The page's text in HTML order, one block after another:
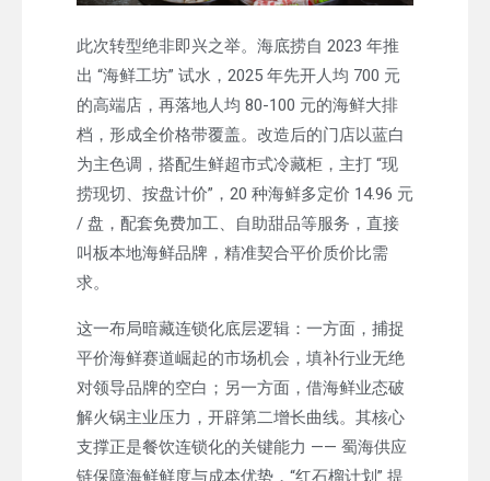
此次转型绝非即兴之举。海底捞自 2023 年推
出 “海鲜工坊” 试水，2025 年先开人均 700 元
的高端店，再落地人均 80-100 元的海鲜大排
档，形成全价格带覆盖。改造后的门店以蓝白
为主色调，搭配生鲜超市式冷藏柜，主打 “现
捞现切、按盘计价”，20 种海鲜多定价 14.96 元
/ 盘，配套免费加工、自助甜品等服务，直接
叫板本地海鲜品牌，精准契合平价质价比需
求。
这一布局暗藏连锁化底层逻辑：一方面，捕捉
平价海鲜赛道崛起的市场机会，填补行业无绝
对领导品牌的空白；另一方面，借海鲜业态破
解火锅主业压力，开辟第二增长曲线。其核心
支撑正是餐饮连锁化的关键能力 —— 蜀海供应
链保障海鲜鲜度与成本优势，“红石榴计划” 提